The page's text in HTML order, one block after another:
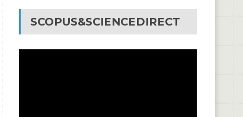
SCOPUS&SCIENCEDIRECT